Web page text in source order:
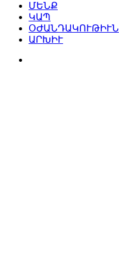
ՄԵՆՔ
ԿԱՊ
ՕԺԱՆԴԱԿՈՒԹԻՒՆ
ԱՐԽԻՒ